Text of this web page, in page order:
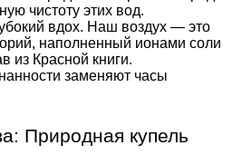
чистоту этих вод.
вдох. Наш воздух — это
наполненный ионами соли
из Красной книги.
заменяют часы
Природная купель